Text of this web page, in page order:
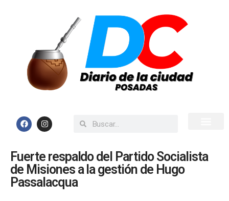
Fuerte respaldo del Partido Socialista
de Misiones a la gestión de Hugo
Passalacqua